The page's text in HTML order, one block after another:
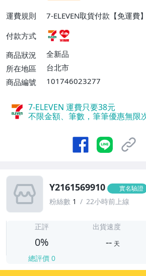
運費規則
7-ELEVEN取貨付款【免運費
貨付款【免運費】
付款方式
商品狀況
全新品
所在地區
台北市
商品編號
101746023277
7-ELEVEN 運費只要38元
不限金額、筆數，筆筆優惠無限
Y2161569910 實名驗證
粉絲數 1 22小時前上線
正評
0%
總評價 0
出貨速度
-- 天